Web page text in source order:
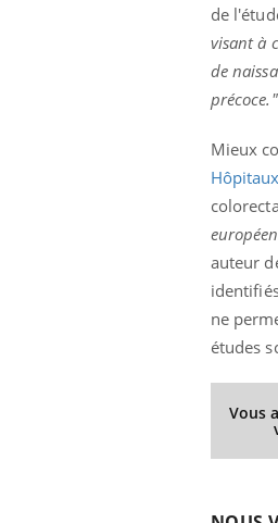
de
visant à
de
précoce."
Mieux
auteur
ne
études
Vous